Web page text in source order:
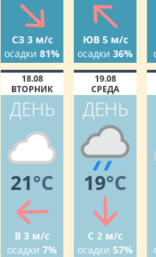
СЗ 3 м/с
осадки 81%
ЮВ 5 м/с
осадки 36%
18.08
ВТОРНИК
ДЕНЬ
21°C
В 3 м/с
осадки 7%
19.08
СРЕДА
ДЕНЬ
19°C
С 2 м/с
осадки 57%